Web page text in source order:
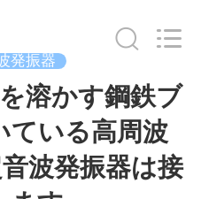
発振器
溶かす鋼鉄ブ
ている高周波
波発振器は接